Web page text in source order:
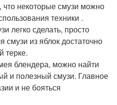
что некоторые смузи можно
техники .
легко сделать, просто
смузи из яблок достаточно
терке.
блендера, можно найти
и полезный смузи. Главное
и не бояться